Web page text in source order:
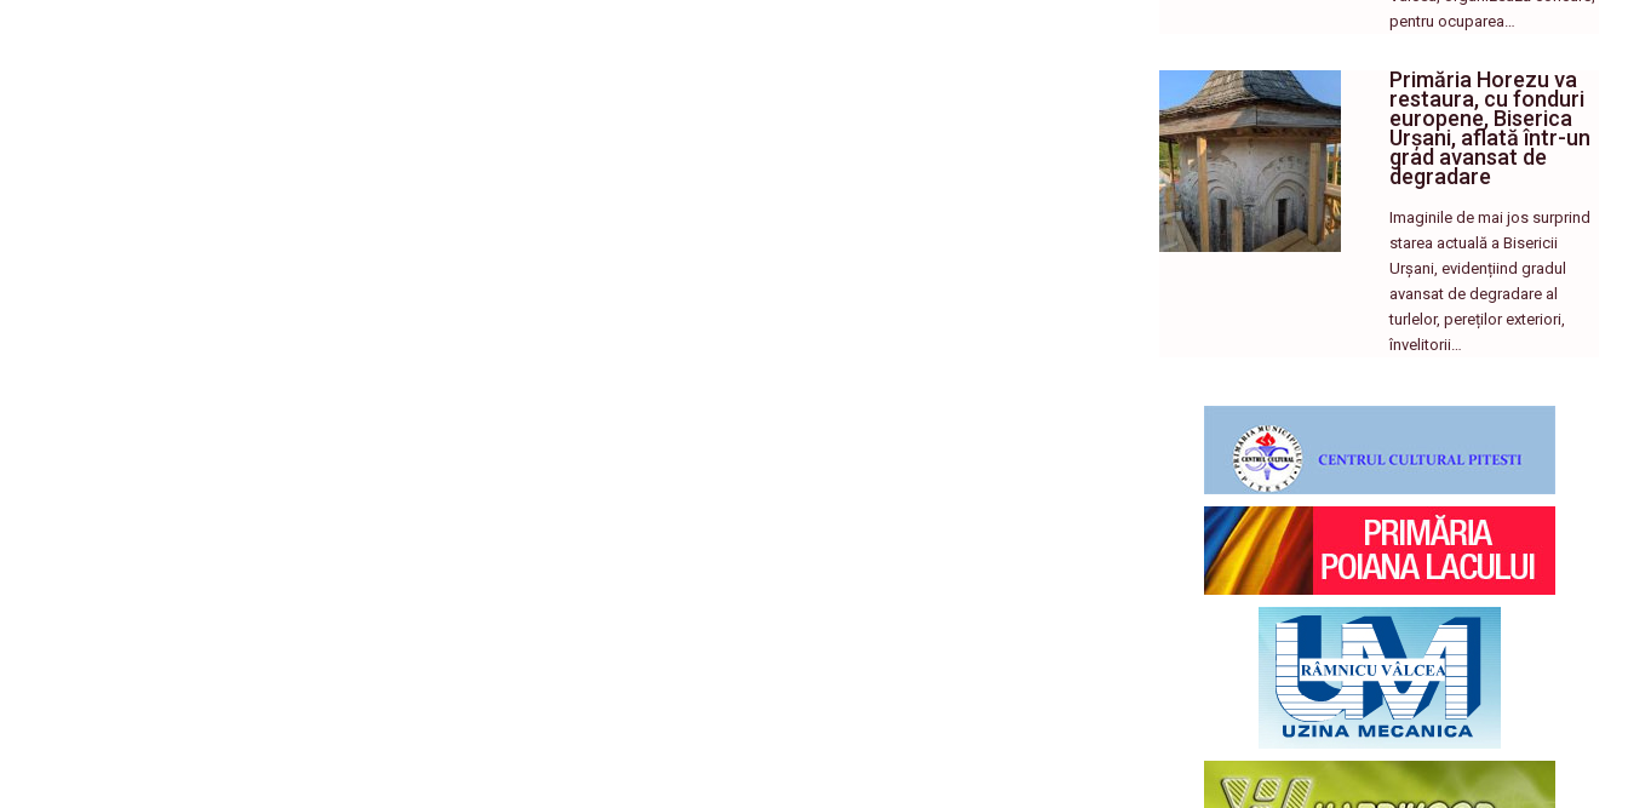
pentru ocuparea…
Primăria Horezu va
restaura, cu fonduri
europene, Biserica
Urșani, aflată într-un
grad avansat de
degradare
Imaginile de mai jos surprind
starea actuală a Bisericii
Urșani, evidențiind gradul
avansat de degradare al
turlelor, pereților exteriori,
învelitorii…